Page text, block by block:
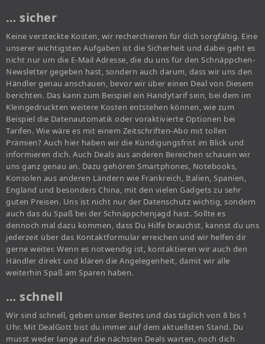
… sicher
Keine versteckte Kosten, wir recherchieren für dich sorgfältig. Eine
unserer wichtigsten Aufgaben ist die Sicherheit und dabei geht es
nicht nur um die E-Mail Adresse, die du uns für den Schnäppchen-
Newsletter gegeben hast, sondern auch darum, dass wir uns den
Händler genau anschauen, bevor wir über einen Deal von Diesem
berichten. Das kann zum Beispiel ein Handytarif sein, bei dem im
Kleingedruckten weitere Kosten entstehen können, wie zum
Beispiel die Datenautomatik oder voraktivierte Optionen bei
Tarifen. Wie wäre es mit einem Zeitschriften-Abo mit tollen
Prämien? Auch hier haben wir die Kündigungsfrist im Blick und
informieren dich. Auch Deals aus anderen Bereichen schauen wir
uns ganz genau an. Dazu gehören Smartphones, Notebooks,
Konsolen aus anderen Ländern wie Frankreich, Italien, Spanien,
England und besonders China, mit den vielen Gadgets zu sehr
guten Preisen. Uns ist nicht nur der Datenschutz wichtig, sondern
auch das du Spaß bei der Schnäppchenjagd hast. Sollte es
dennoch mal dazu kommen, dass Du Hilfe brauchst, kannst du uns
jederzeit über das Kontaktformular erreichen und wir helfen dir
gerne weiter. Wenn es notwendig ist, kontaktieren wir auch den
Händler direkt und klären die Angelegenheit, damit wir alle
weiterhin Spaß am Sparen haben.
… schnell
Wir sind schnell, geben unser Bestes und das täglich von 8 bis 1
Uhr. Mit DealGott bist du immer auf dem aktuellsten Stand. Du
musst weder lange auf die nächsten Deals warten, noch dich